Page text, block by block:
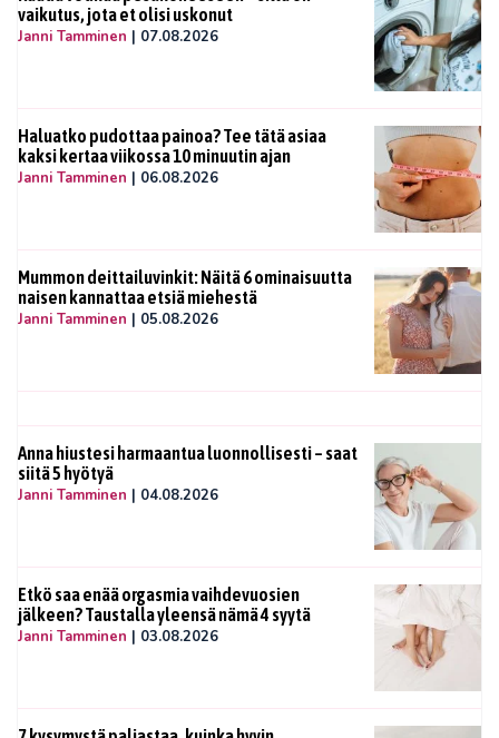
vaikutus, jota et olisi uskonut
Janni Tamminen | 07.08.2026
Haluatko pudottaa painoa? Tee tätä asiaa
kaksi kertaa viikossa 10 minuutin ajan
Janni Tamminen | 06.08.2026
Mummon deittailuvinkit: Näitä 6 ominaisuutta
naisen kannattaa etsiä miehestä
Janni Tamminen | 05.08.2026
Anna hiustesi harmaantua luonnollisesti – saat
siitä 5 hyötyä
Janni Tamminen | 04.08.2026
Etkö saa enää orgasmia vaihdevuosien
jälkeen? Taustalla yleensä nämä 4 syytä
Janni Tamminen | 03.08.2026